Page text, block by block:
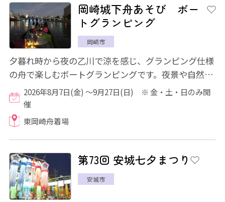
岡崎城下舟あそび ボー
トグランピング
岡崎市
夕暮れ時から夜の乙川で涼を感じ、グランピング仕様
の舟で楽しむボートグランピングです。夜景や自然、
話題の岡崎城などを眺めるちょっと贅沢な舟...
2026年8月7日(金) 〜9月27日(日) ※ 金・土・日のみ開
催
東岡崎舟着場
第73回 安城七夕まつり
安城市